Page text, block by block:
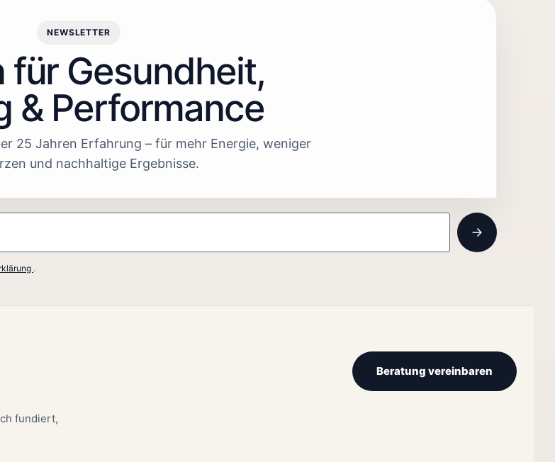
NEWSLETTER
für Gesundheit,
& Performance
25 Jahren Erfahrung – für mehr Energie, weniger
und nachhaltige Ergebnisse.
.
fundiert,
Beratung vereinbaren